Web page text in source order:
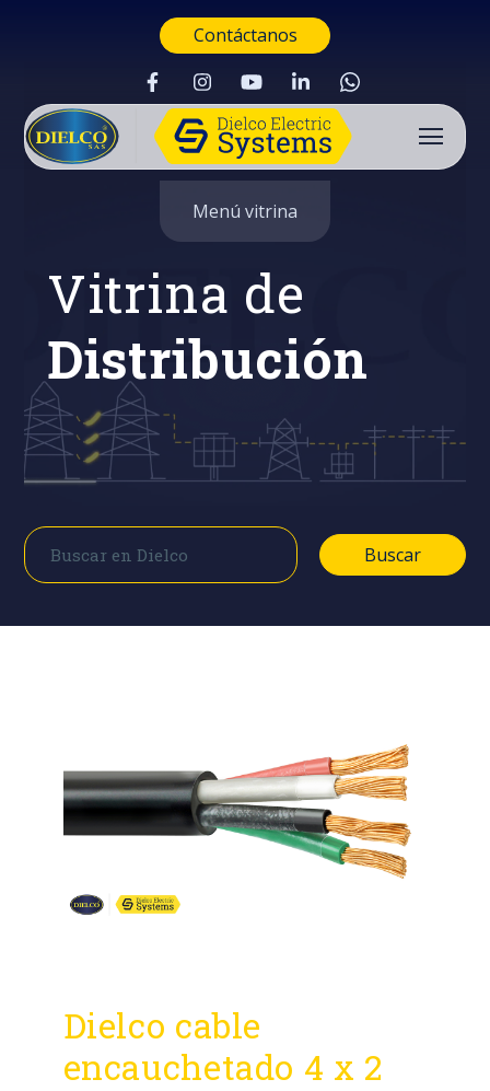
Contáctanos
Buscar
Menú vitrina
Vitrina de
Distribución
Buscar
Buscar
Dielco cable
encauchetado 4 x 2